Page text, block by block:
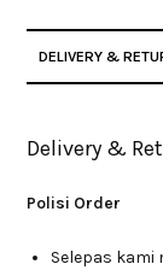
DELIVERY &
Delivery &
Polisi Order
Selepas